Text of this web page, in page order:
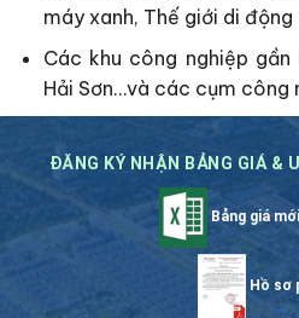
máy xanh, Thế giới di động
Các khu công nghiệp gần
Hải Sơn…và các cụm công
ĐĂNG KÝ NHẬN BẢNG GIÁ &
Bảng giá
Hồ sơ